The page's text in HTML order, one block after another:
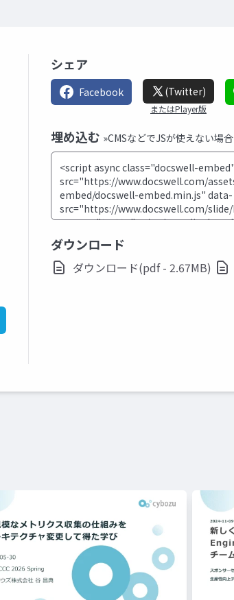
シェア
Facebook (Twitter)
またはPlayer版
埋め込む »CMSなどでJSが使えない場合
ダウンロード
ダウンロード(pdf - 2.67MB)